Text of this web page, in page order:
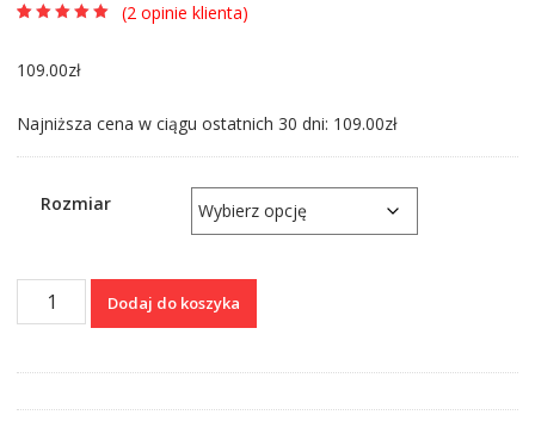
podstawie
klientów
(2opinie klienta)
109.00zł
Najniższa cena w ciągu ostatnich 30 dni: 109.00zł
Rozmiar
Koszulka
dead
Dodaj do koszyka